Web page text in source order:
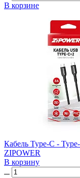
В корзине
Кабель Type-C -
ZIPOWER
В корзину